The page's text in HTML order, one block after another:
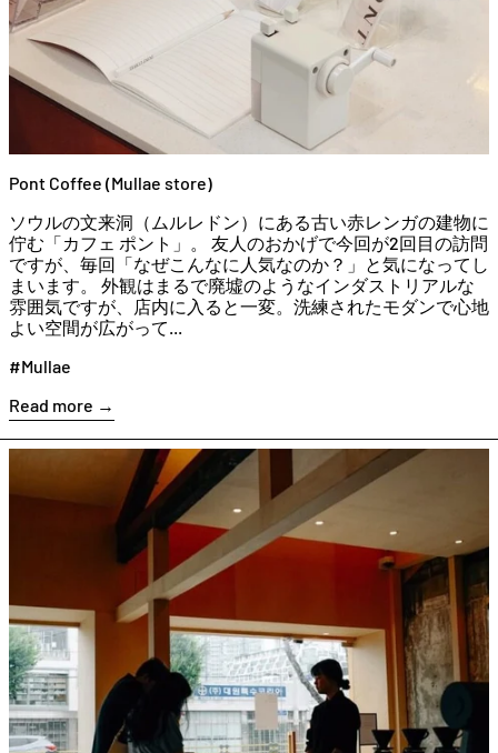
Pont Coffee (Mullae store)
ソウルの文来洞（ムルレドン）にある古い赤レンガの建物に
佇む「カフェ ポント」。 友人のおかげで今回が2回目の訪問
ですが、毎回「なぜこんなに人気なのか？」と気になってし
まいます。 外観はまるで廃墟のようなインダストリアルな
雰囲気ですが、店内に入ると一変。洗練されたモダンで心地
よい空間が広がって...
#Mullae
Read more →